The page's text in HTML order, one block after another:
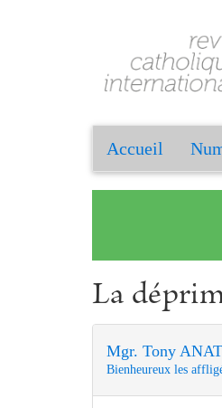
Accueil
La
Mgr. Tony
Bienheureux les